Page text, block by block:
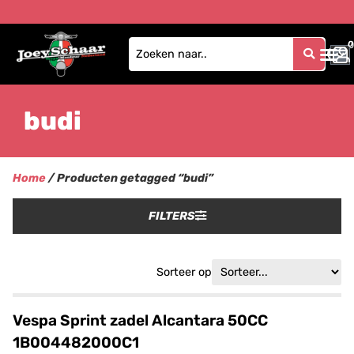
0
0
budi
Home/ Producten getagged “budi”
FILTERS
Sorteer op
Vespa Sprint zadel Alcantara 50CC
1B004482000C1